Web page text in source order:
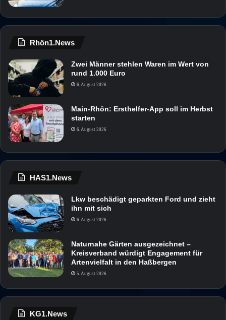
Rhön1.News
Zwei Männer stehlen Waren im Wert von
rund 1.000 Euro
6. August 2026
Main-Rhön: Ersthelfer-App soll im Herbst
starten
6. August 2026
HAS1.News
Lkw beschädigt geparkten Ford und zieht
ihn mit sich
6. August 2026
Naturnahe Gärten ausgezeichnet –
Kreisverband würdigt Engagement für
Artenvielfalt in den Haßbergen
5. August 2026
KG1.News